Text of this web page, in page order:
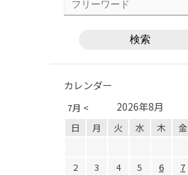
カレンダー
7月 < 2026年8月
日 月 火 水 木 金
2
3 4 5 6 7